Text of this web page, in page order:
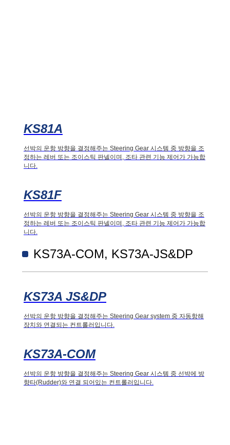
KS81A
선박의 운항 방향을 결정해주는 Steering Gear 시스템 중 방향을 조
정하는 레버 또는 조이스틱 판넬이며, 조타 관련 기능 제어가 가능합
니다.
KS81F
선박의 운항 방향을 결정해주는 Steering Gear 시스템 중 방향을 조
정하는 레버 또는 조이스틱 판넬이며, 조타 관련 기능 제어가 가능합
니다.
KS73A-COM, KS73A-JS&DP
KS73A JS&DP
선박의 운항 방향을 결정해주는 Steering Gear system 중 자동항해
장치와 연결되는 컨트롤러입니다.
KS73A-COM
선박의 운항 방향을 결정해주는 Steering Gear 시스템 중 선박에 방
향타(Rudder)와 연결 되어있는 컨트롤러입니다.